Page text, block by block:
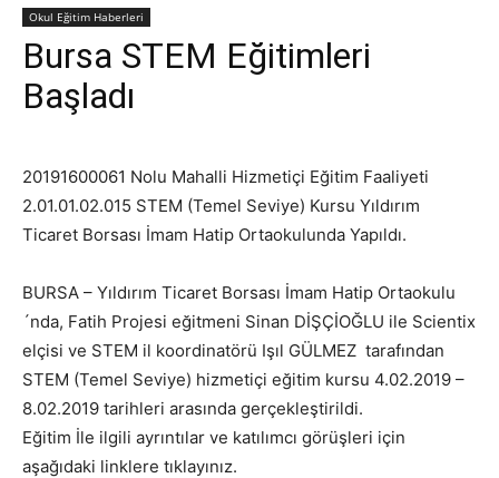
Okul Eğitim Haberleri
Bursa STEM Eğitimleri
Başladı
20191600061 Nolu Mahalli Hizmetiçi Eğitim Faaliyeti
2.01.01.02.015 STEM (Temel Seviye) Kursu Yıldırım
Ticaret Borsası İmam Hatip Ortaokulunda Yapıldı.
BURSA – Yıldırım Ticaret Borsası İmam Hatip Ortaokulu
´nda, Fatih Projesi eğitmeni Sinan DİŞÇİOĞLU ile Scientix
elçisi ve STEM il koordinatörü Işıl GÜLMEZ tarafından
STEM (Temel Seviye) hizmetiçi eğitim kursu 4.02.2019 –
8.02.2019 tarihleri arasında gerçekleştirildi.
Eğitim İle ilgili ayrıntılar ve katılımcı görüşleri için
aşağıdaki linklere tıklayınız.